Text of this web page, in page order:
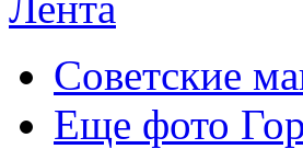
Советские
Еще фото